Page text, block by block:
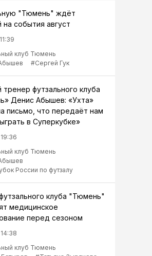
"Тюмень" ждёт
на события август
клуб Тюмень
#Сергей Гук
тренер футзального клуба
Денис Абышев: «Ухта»
письмо, что передаёт нам
в Суперкубке»
клуб Тюмень
России по футзалу
клуба "Тюмень"
медицинское
перед сезоном
клуб Тюмень